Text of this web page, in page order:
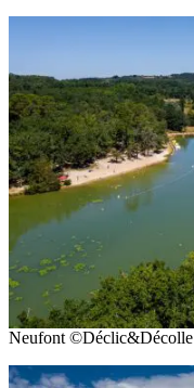
Neufont ©Déclic&Décolle